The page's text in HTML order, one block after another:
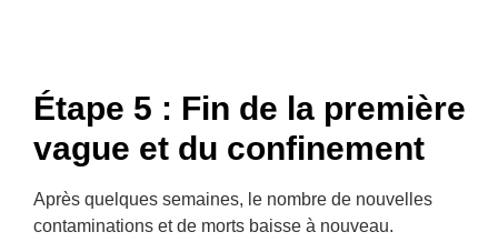
Étape 5 : Fin de la première
vague et du confinement
Après quelques semaines, le nombre de nouvelles
contaminations et de morts baisse à nouveau.